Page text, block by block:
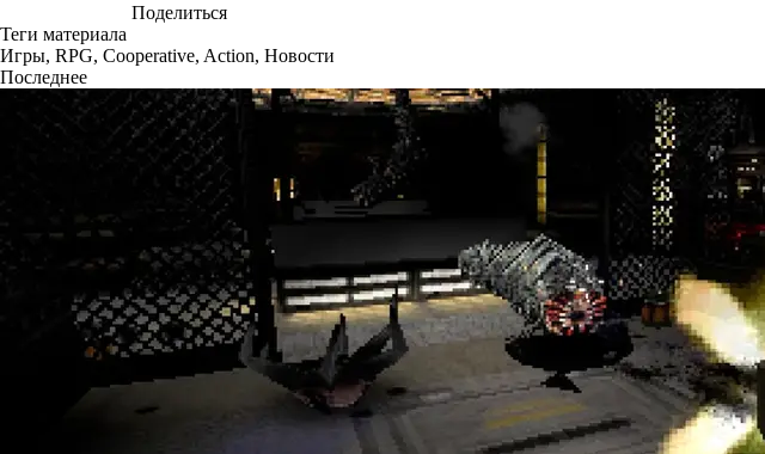
Поделиться
Теги материала
Игры, RPG, Cooperative, Action, Новости
Последнее